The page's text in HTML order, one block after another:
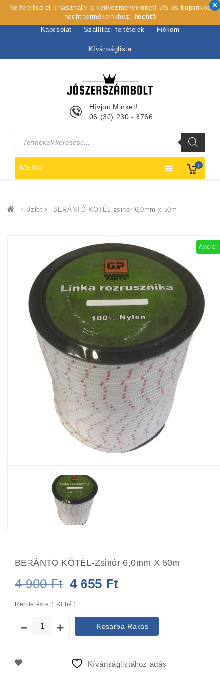
Kezdőlap Rólunk Webshop Szolgáltatások
Kapcsolat Szállítási feltételek Fiókom
Kívánságlista
0
Hívjon Minket!
06 (30) 230 - 8766
Products
search
MENU
Üzlet BERÁNTÓ KÖTÉL-zsinór 6,0mm x 50m
Akció!
BERÁNTÓ KÖTÉL-Zsinór 6,0mm X 50m
4 900Ft Original
price
was:
900 Ft.
4 655 Ft
is:
4
Rendelésre (1-3 hét)
Kosárba Rakás
Kívánságlistához adás
Ne felejtsd el kihasználni a kedvezményeinket! 5%-os kuponkód
hecht termékeinkhez: hecht5